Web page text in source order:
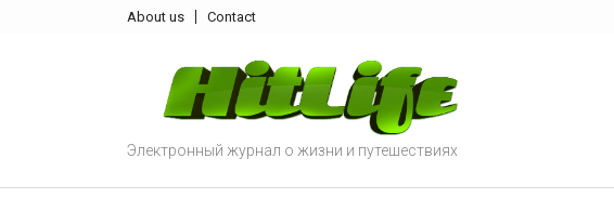
About us Contact
Электронный журнал о жизни и путешествиях